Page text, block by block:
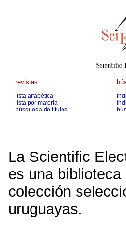
revistas
lista alfabética
lista por materia
búsqueda de títulos
La Scientific
es una
colección
uruguayas.